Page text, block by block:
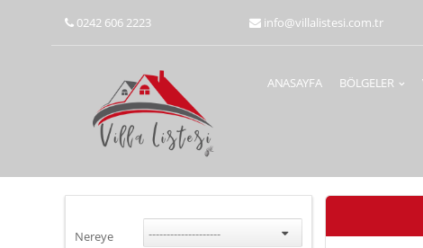
0242 606 2223 info@villalistesi.com.tr
ANASAYFA BÖLGELER
Nereye --------------------